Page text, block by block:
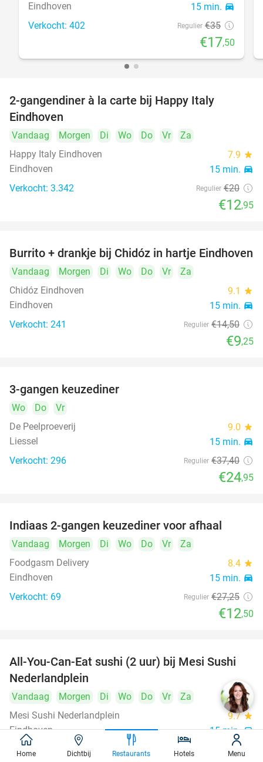
Eindhoven 15 min. directions_car
Verkocht: 402 Regulier €35
€17,50
2-gangendiner à la carte bij Happy Italy
Eindhoven
Vandaag Morgen Di Wo Do Vr
Za
Happy Italy Eindhoven
7.9 star
Eindhoven 15 min. directions_car
Verkocht: 3.342 Regulier €20
€12,95
36%
Burrito + drankje bij Chidóz in hartje Eindhoven
Vandaag Morgen Di Wo Do Vr
Za
Chidóz Eindhoven
9.1 star
Eindhoven 15 min. directions_car
Verkocht: 241 Regulier €14,50
€9,25
3-gangen keuzediner
Wo Do
Vr
De Peelproeverij
9.0 star
Liessel 15 min. directions_car
Verkocht: 296 Regulier €37,40
€24,95
Indiaas 2-gangen keuzediner voor afhaal
Vandaag Morgen Di Wo Do Vr
Za
Foodgasm Delivery
8.4 star
Eindhoven 15 min. directions_car
Verkocht: 69 Regulier €27,25
€12,50
21%
All-You-Can-Eat sushi (2 uur) bij Mesi Sushi
Nederlandplein
Vandaag Morgen Di Wo Do Vr
Za
Mesi Sushi Nederlandplein
9.7star
Eindhoven 15 min.directions_car
Verkocht: 505 Regulier ,95
Home Dichtbij Restaurants Hotels Menu